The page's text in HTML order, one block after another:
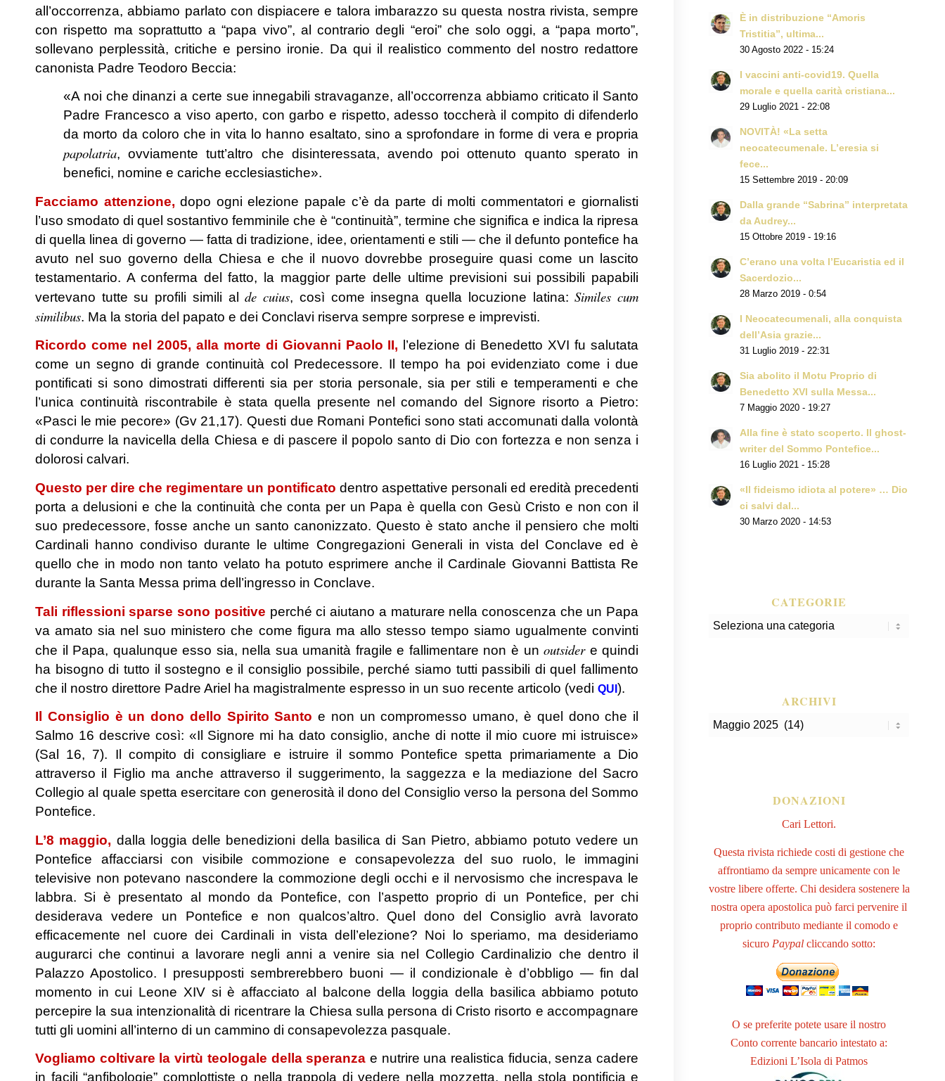
all’occorrenza, abbiamo parlato con dispiacere e talora imbarazzo su questa nostra rivista, sempre
con rispetto ma soprattutto a “papa vivo”, al contrario degli “eroi” che solo oggi, a “papa morto”,
sollevano perplessità, critiche e persino ironie. Da qui il realistico commento del nostro redattore
canonista Padre Teodoro Beccia:
«A noi che dinanzi a certe sue innegabili stravaganze, all’occorrenza abbiamo criticato il Santo
Padre Francesco a viso aperto, con garbo e rispetto, adesso toccherà il compito di difenderlo
da morto da coloro che in vita lo hanno esaltato, sino a sprofondare in forme di vera e propria
papolatria, ovviamente tutt’altro che disinteressata, avendo poi ottenuto quanto sperato in
benefici, nomine e cariche ecclesiastiche».
Facciamo attenzione, dopo ogni elezione papale c’è da parte di molti commentatori e giornalisti
l’uso smodato di quel sostantivo femminile che è “continuità”, termine che significa e indica la ripresa
di quella linea di governo — fatta di tradizione, idee, orientamenti e stili — che il defunto pontefice ha
avuto nel suo governo della Chiesa e che il nuovo dovrebbe proseguire quasi come un lascito
testamentario. A conferma del fatto, la maggior parte delle ultime previsioni sui possibili papabili
vertevano tutte su profili simili alde cuius, così come insegna quella locuzione latina:Similes cum
similibus. Ma la storia del papato e dei Conclavi riserva sempre sorprese e imprevisti.
Ricordo come nel 2005, alla morte di Giovanni Paolo II, l’elezione di Benedetto XVI fu salutata
come un segno di grande continuità col Predecessore. Il tempo ha poi evidenziato come i due
pontificati si sono dimostrati differenti sia per storia personale, sia per stili e temperamenti e che
l’unica continuità riscontrabile è stata quella presente nel comando del Signore risorto a Pietro:
«Pasci le mie pecore» (Gv 21,17). Questi due Romani Pontefici sono stati accomunati dalla volontà
di condurre la navicella della Chiesa e di pascere il popolo santo di Dio con fortezza e non senza i
dolorosi calvari.
Questo per dire che regimentare un pontificato dentro aspettative personali ed eredità precedenti
porta a delusioni e che la continuità che conta per un Papa è quella con Gesù Cristo e non con il
suo predecessore, fosse anche un santo canonizzato. Questo è stato anche il pensiero che molti
Cardinali hanno condiviso durante le ultime Congregazioni Generali in vista del Conclave ed è
quello che in modo non tanto velato ha potuto esprimere anche il Cardinale Giovanni Battista Re
durante la Santa Messa prima dell’ingresso in Conclave.
Tali riflessioni sparse sono positive perché ci aiutano a maturare nella conoscenza che un Papa
va amato sia nel suo ministero che come figura ma allo stesso tempo siamo ugualmente convinti
che il Papa, qualunque esso sia, nella sua umanità fragile e fallimentare non è unoutsidere quindi
ha bisogno di tutto il sostegno e il consiglio possibile, perché siamo tutti passibili di quel fallimento
che il nostro direttore Padre Ariel ha magistralmente espresso in un suo recente articolo (vedi QUI ).
Il Consiglio è un dono dello Spirito Santoe non un compromesso umano, è quel dono che il
Salmo 16 descrive così: «Il Signore mi ha dato consiglio, anche di notte il mio cuore mi istruisce»
(Sal 16, 7). Il compito di consigliare e istruire il sommo Pontefice spetta primariamente a Dio
attraverso il Figlio ma anche attraverso il suggerimento, la saggezza e la mediazione del Sacro
Collegio al quale spetta esercitare con generosità il dono del Consiglio verso la persona del Sommo
Pontefice.
L’8 maggio, dalla loggia delle benedizioni della basilica di San Pietro, abbiamo potuto vedere un
Pontefice affacciarsi con visibile commozione e consapevolezza del suo ruolo, le immagini
televisive non potevano nascondere la commozione degli occhi e il nervosismo che increspava le
labbra. Si è presentato al mondo da Pontefice, con l’aspetto proprio di un Pontefice, per chi
desiderava vedere un Pontefice e non qualcos’altro. Quel dono del Consiglio avrà lavorato
efficacemente nel cuore dei Cardinali in vista dell’elezione? Noi lo speriamo, ma desideriamo
augurarci che continui a lavorare negli anni a venire sia nel Collegio Cardinalizio che dentro il
Palazzo Apostolico. I presupposti sembrerebbero buoni — il condizionale è d’obbligo — fin dal
momento in cui Leone XIV si è affacciato al balcone della loggia della basilica abbiamo potuto
percepire la sua intenzionalità di ricentrare la Chiesa sulla persona di Cristo risorto e accompagnare
tutti gli uomini all’interno di un cammino di consapevolezza pasquale.
Vogliamo coltivare la virtù teologale della speranza e nutrire una realistica fiducia, senza cadere
in facili “anfibologie” complottiste o nella trappola di vedere nella mozzetta, nella stola pontificia e
È in distribuzione “Amoris
Tristitia”, ultima...
30 Agosto 2022 - 15:24
I vaccini anti-covid19. Quella
morale e quella carità cristiana...
29 Luglio 2021 - 22:08
NOVITÀ! «La setta
neocatecumenale. L’eresia si
fece...
15 Settembre 2019 - 20:09
Dalla grande “Sabrina” interpretata
da Audrey...
15 Ottobre 2019 - 19:16
C’erano una volta l’Eucaristia ed il
Sacerdozio...
28 Marzo 2019 - 0:54
I Neocatecumenali, alla conquista
dell’Asia grazie...
31 Luglio 2019 - 22:31
Sia abolito il Motu Proprio di
Benedetto XVI sulla Messa...
7 Maggio 2020 - 19:27
Alla fine è stato scoperto. Il ghost-
writer del Sommo Pontefice...
16 Luglio 2021 - 15:28
«Il fideismo idiota al potere» … Dio
ci salvi dal...
30 Marzo 2020 - 14:53
CATEGORIE
Categorie
ARCHIVI
DONAZIONI
Cari Lettori.
Questa rivista richiede costi di gestione che
affrontiamo da sempre unicamente con le
vostre libere offerte. Chi desidera sostenere la
nostra opera apostolica può farci pervenire il
proprio contributo mediante il comodo e
sicuro Paypal cliccando sotto:
O se preferite potete usare il nostro
Conto corrente bancario intestato a:
Edizioni L’Isola di Patmos